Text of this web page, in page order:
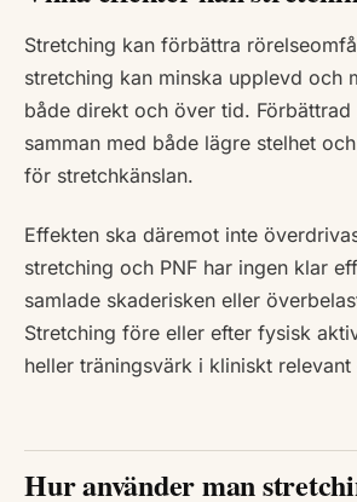
Stretching kan förbättra
stretching kan minska upplevd och
både direkt och över tid.
samman med både lägre stelhet
för stretchkänslan.
Effekten ska däremot inte
stretching och PNF har ingen klar
samlade skaderisken eller
Stretching före eller efter fysisk
heller träningsvärk i kliniskt relevant
Hur använder man